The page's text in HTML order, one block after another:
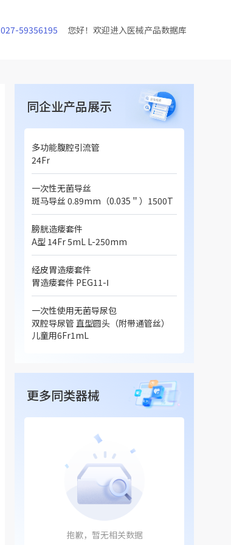
027-59356195 您好！欢迎进入医械产品数据库
同企业产品展示
多功能腹腔引流管
24Fr
一次性无菌导丝
斑马导丝 0.89mm（0.035＂）1500T
膀胱造瘘套件
A型 14Fr 5mL L-250mm
经皮胃造瘘套件
胃造瘘套件 PEG11-Ⅰ
一次性使用无菌导尿包
双腔导尿管 直型圆头（附带通管丝）
儿童用6Fr1mL
更多同类器械
抱歉，暂无相关数据